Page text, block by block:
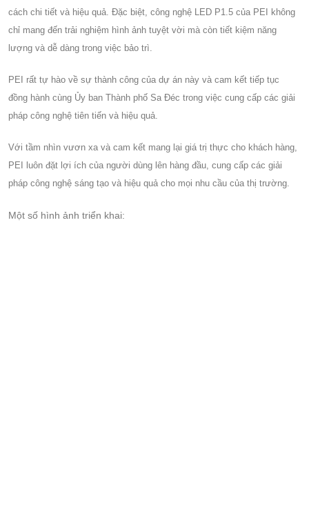
cách chi tiết và hiệu quả. Đặc biệt, công nghệ LED P1.5 của PEI không
chỉ mang đến trải nghiệm hình ảnh tuyệt vời mà còn tiết kiệm năng
lượng và dễ dàng trong việc bảo trì.
PEI rất tự hào về sự thành công của dự án này và cam kết tiếp tục
đồng hành cùng Ủy ban Thành phố Sa Đéc trong việc cung cấp các giải
pháp công nghệ tiên tiến và hiệu quả.
Với tầm nhìn vươn xa và cam kết mang lại giá trị thực cho khách hàng,
PEI luôn đặt lợi ích của người dùng lên hàng đầu, cung cấp các giải
pháp công nghệ sáng tạo và hiệu quả cho mọi nhu cầu của thị trường.
Một số hình ảnh triển khai: